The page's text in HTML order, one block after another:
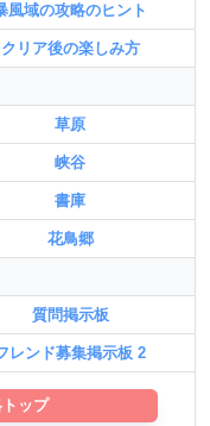
風域の攻略のヒント
クリア後の楽しみ方
草原
峡谷
書庫
花鳥郷
質問掲示板
レンド募集掲示板 2
ップ